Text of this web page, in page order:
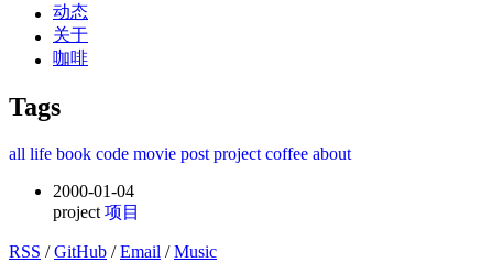
动态
关于
咖啡
Tags
all life book code movie post project coffee about
2000-01-04
project 项目
RSS /GitHub /Email /Music